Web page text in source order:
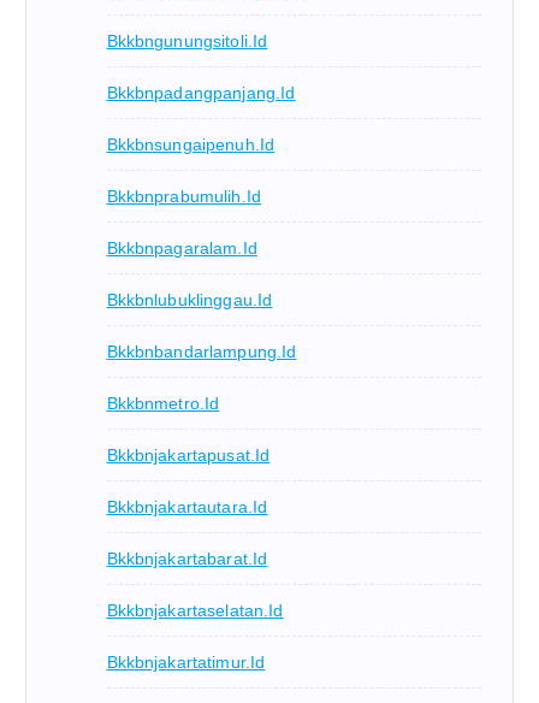
Bkkbngunungsitoli.id
Bkkbnpadangpanjang.id
Bkkbnsungaipenuh.id
Bkkbnprabumulih.id
Bkkbnpagaralam.id
Bkkbnlubuklinggau.id
Bkkbnbandarlampung.id
Bkkbnmetro.id
Bkkbnjakartapusat.id
Bkkbnjakartautara.id
Bkkbnjakartabarat.id
Bkkbnjakartaselatan.id
Bkkbnjakartatimur.id